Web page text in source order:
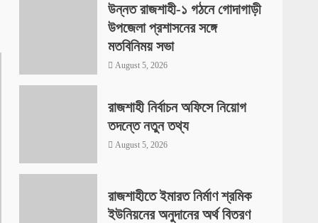
উন্নত রাজশাহী-১ গঠনে গোদাগাড়ী
উপজেলা প্রশাসনের সঙ্গে
মতবিনিময় সভা
August 5, 2026
রাজশাহী নির্বাচন অফিসে নিয়োগ
তদন্তে নতুন তথ্য
August 5, 2026
রাজশাহীতে ইমারত নির্মাণ শ্রমিক
ইউনিয়নের অনুদানের অর্থ বিতরণ